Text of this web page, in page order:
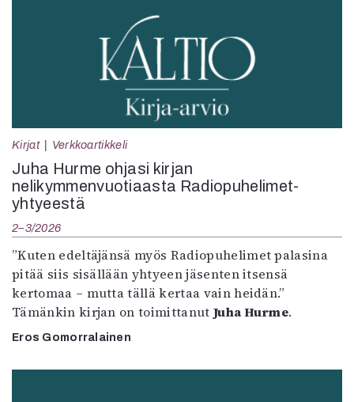
Kirjat Verkkoartikkeli
Juha Hurme ohjasi kirjan
nelikymmenvuotiaasta Radiopuhelimet-
yhtyeestä
2–3/2026
”Kuten edeltäjänsä myös Radiopuhelimet palasina
pitää siis sisällään yhtyeen jäsenten itsensä
kertomaa – mutta tällä kertaa vain heidän.”
Tämänkin kirjan on toimittanut Juha Hurme.
Eros Gomorralainen